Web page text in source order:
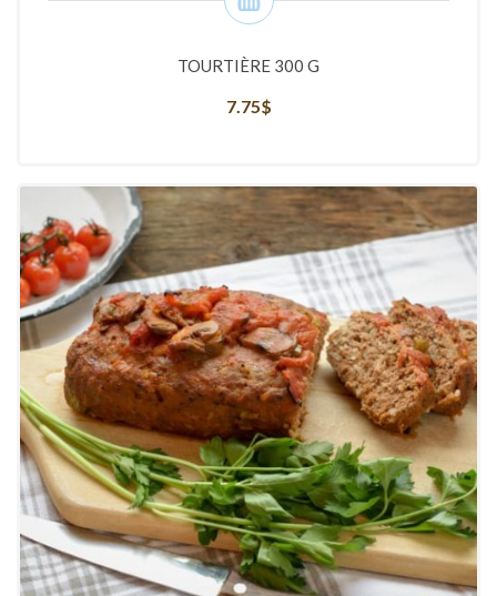
TOURTIÈRE 300 G
7.75$